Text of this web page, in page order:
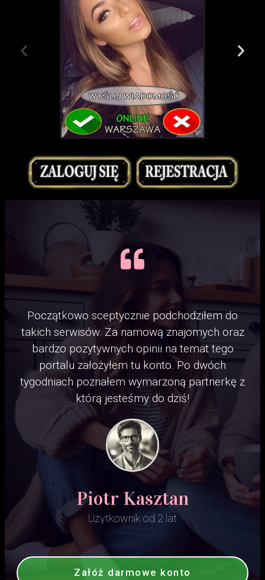
Początkowo sceptycznie podchodziłem do
takich serwisów. Za namową znajomych oraz
bardzo pozytywnych opinii na temat tego
portalu założyłem tu konto. Po dwóch
tygodniach poznałem wymarzoną partnerkę z
którą jesteśmy do dziś!
Piotr Kasztan
Użytkownik od 2 lat
Załóż darmowe konto